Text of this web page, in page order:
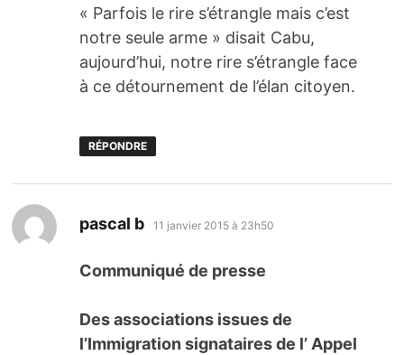
« Parfois le rire s’étrangle mais c’est
notre seule arme » disait Cabu,
aujourd’hui, notre rire s’étrangle face
à ce détournement de l’élan citoyen.
RÉPONDRE
pascal b dit :
11 janvier 2015 à 23h50
Communiqué de presse
Desassociations issues de
l’Immigration signataires de l’ Appel